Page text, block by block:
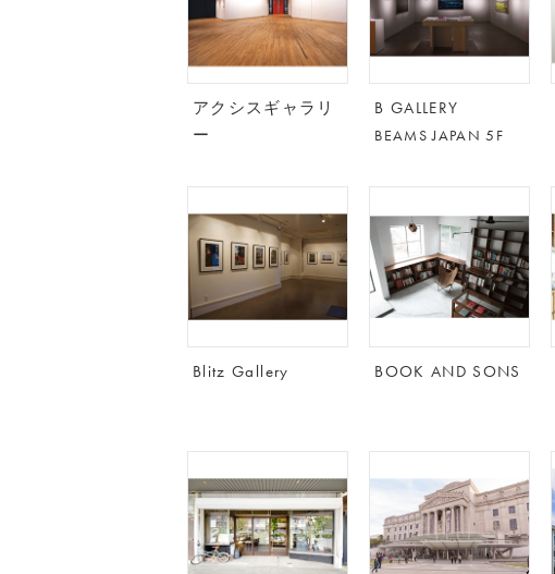
アクシスギャラリ
ー
B GALLERY
BEAMS JAPAN 5F
Blitz Gallery BOOK AND SONS